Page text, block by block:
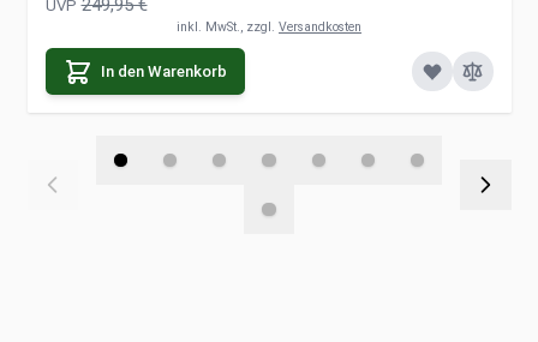
UVP 249,95 €
inkl. MwSt., zzgl. Versandkosten
In den Warenkorb